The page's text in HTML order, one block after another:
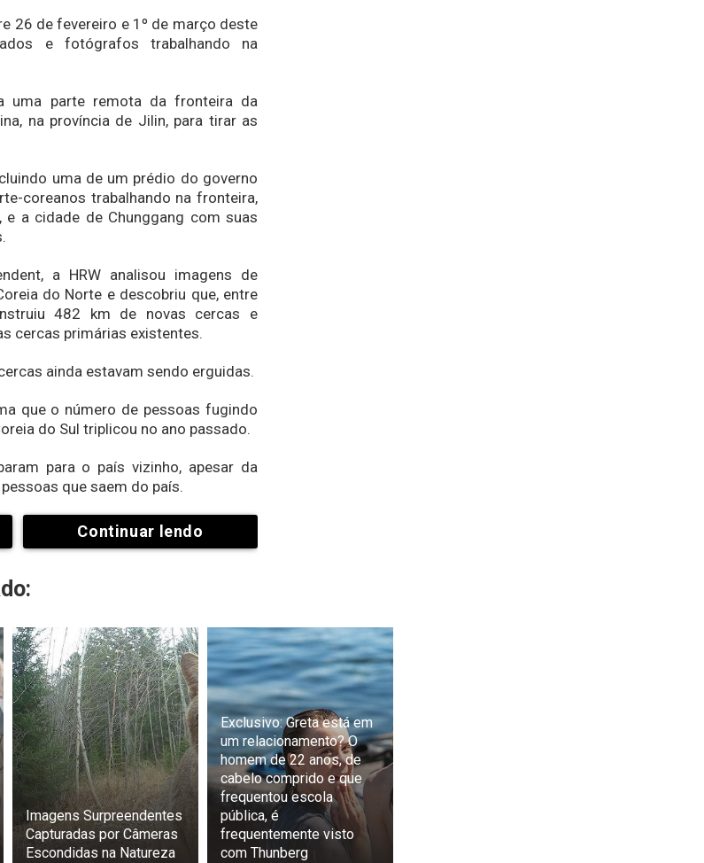
26 de fevereiro e 1º de março deste
e fotógrafos trabalhando na
uma parte remota da fronteira da
na província de Jilin, para tirar as
uma de um prédio do governo
coreanos trabalhando na fronteira,
e a cidade de Chunggang com suas
a HRW analisou imagens de
do Norte e descobriu que, entre
482 km de novas cercas e
cercas primárias existentes.
ainda estavam sendo erguidas.
que o número de pessoas fugindo
do Sul triplicou no ano passado.
para o país vizinho, apesar da
que saem do país.
Continuar lendo
Imagens Surpreendentes
Capturadas por Câmeras
Escondidas na Natureza
Exclusivo: Greta está em
um relacionamento? O
homem de 22 anos, de
cabelo comprido e que
frequentou escola
pública, é
frequentemente visto
com Thunberg